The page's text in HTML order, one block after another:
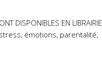
DISPONIBLES EN LIBRAIRIE
émotions, parentalité,